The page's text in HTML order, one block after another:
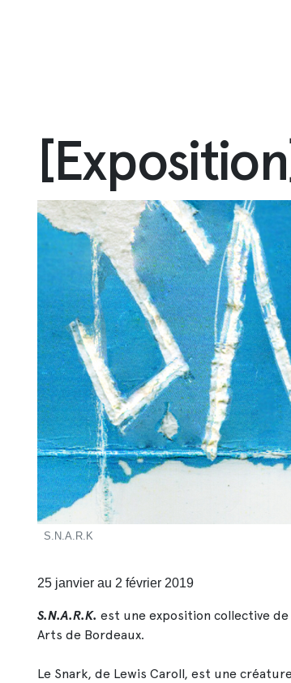
S.N.A.R.K
25 janvier au 2 février 2019
S.N.A.R.K. est une exposition collective de
Arts de Bordeaux.
Le Snark, de Lewis Caroll, est une